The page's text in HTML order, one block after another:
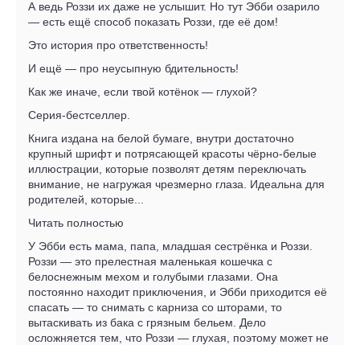
А ведь Роззи их даже не услышит. Но тут Эбби озарило
— есть ещё способ показать Роззи, где её дом!
Это история про ответственность!
И ещё — про неусыпную бдительность!
Как же иначе, если твой котёнок — глухой?
Серия-бестселлер.
Книга издана на белой бумаге, внутри достаточно
крупный шрифт и потрясающей красоты чёрно-белые
иллюстрации, которые позволят детям переключать
внимание, не нагружая чрезмерно глаза. Идеальна для
родителей, которые...
Читать полностью
У Эбби есть мама, папа, младшая сестрёнка и Роззи.
Роззи — это прелестная маленькая кошечка с
белоснежным мехом и голубыми глазами. Она
постоянно находит приключения, и Эбби приходится её
спасать — то снимать с карниза со шторами, то
вытаскивать из бака с грязным бельем. Дело
осложняется тем, что Роззи — глухая, поэтому может не